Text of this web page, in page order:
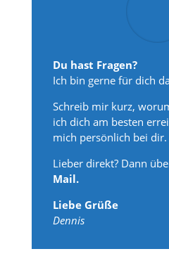
Du hast Fragen?
Ich bin gerne für dich
Schreib mir kurz,
ich dich am besten
mich persönlich bei dir.
Lieber direkt? Dann
Mail.
Liebe Grüße
Dennis